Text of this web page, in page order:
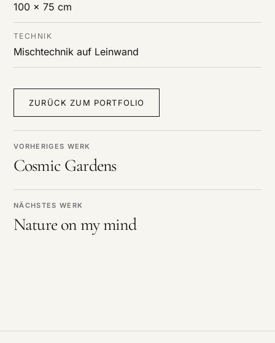
VORHERIGES WERK
Cosmic Gardens
NÄCHSTES WERK
Nature on my mind
100 x 75 cm
TECHNIK
Mischtechnik auf Leinwand
ZURÜCK ZUM PORTFOLIO